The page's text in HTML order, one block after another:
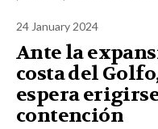
24 January 2024
Ante la
costa del
espera
contención